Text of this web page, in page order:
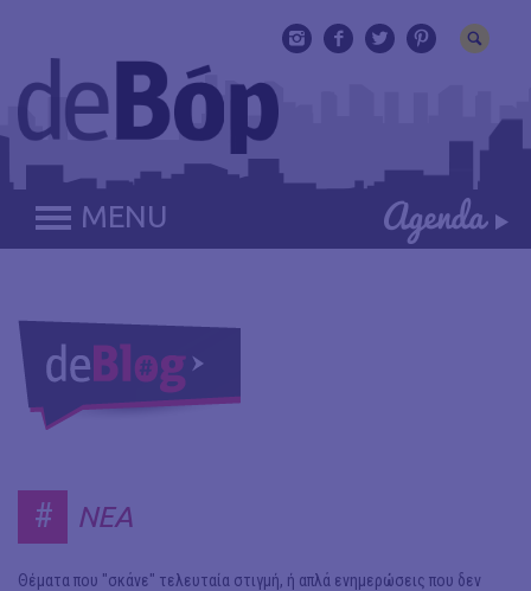
MENU
# ΝΕΑ
Θέματα που "σκάνε" τελευταία στιγμή, ή απλά ενημερώσεις που δεν